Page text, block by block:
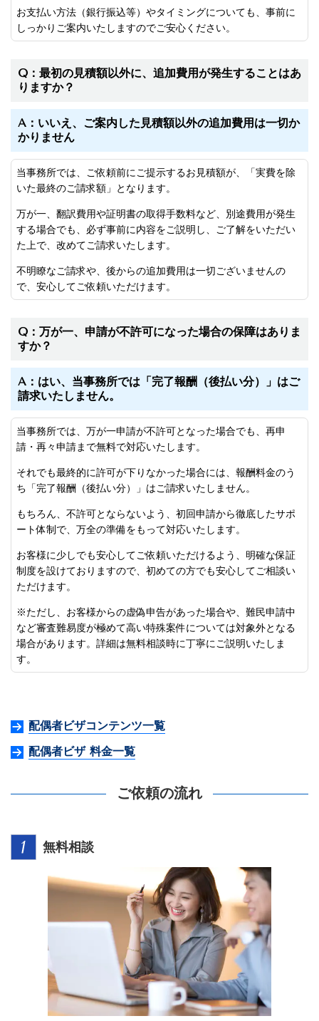
お支払い方法（銀行振込等）やタイミングについても、事前に
しっかりご案内いたしますのでご安心ください。
Q：最初の見積額以外に、追加費用が発生することはあ
りますか？
A：いいえ、ご案内した見積額以外の追加費用は一切か
かりません
当事務所では、ご依頼前にご提示するお見積額が、「実費を除
いた最終のご請求額」となります。
万が一、翻訳費用や証明書の取得手数料など、別途費用が発生
する場合でも、必ず事前に内容をご説明し、ご了解をいただい
た上で、改めてご請求いたします。
不明瞭なご請求や、後からの追加費用は一切ございませんの
で、安心してご依頼いただけます。
Q：万が一、申請が不許可になった場合の保障はありま
すか？
A：はい、当事務所では「完了報酬（後払い分）」はご
請求いたしません。
当事務所では、万が一申請が不許可となった場合でも、再申
請・再々申請まで無料で対応いたします。
それでも最終的に許可が下りなかった場合には、報酬料金のう
ち「完了報酬（後払い分）」はご請求いたしません。
もちろん、不許可とならないよう、初回申請から徹底したサポ
ート体制で、万全の準備をもって対応いたします。
お客様に少しでも安心してご依頼いただけるよう、明確な保証
制度を設けておりますので、初めての方でも安心してご相談い
ただけます。
※ただし、お客様からの虚偽申告があった場合や、難民申請中
など審査難易度が極めて高い特殊案件については対象外となる
場合があります。詳細は無料相談時に丁寧にご説明いたしま
す。
配偶者ビザコンテンツ一覧
配偶者ビザ 料金一覧
ご依頼の流れ
無料相談